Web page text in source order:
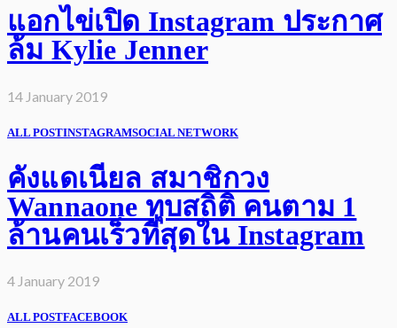
แอกไข่เปิด Instagram ประกาศ
ล้ม Kylie Jenner
14 January 2019
ALL POSTINSTAGRAMSOCIAL NETWORK
คังแดเนียล สมาชิกวง
Wannaone ทุบสถิติ คนตาม 1
ล้านคนเร็วที่สุดใน Instagram
4 January 2019
ALL POSTFACEBOOK